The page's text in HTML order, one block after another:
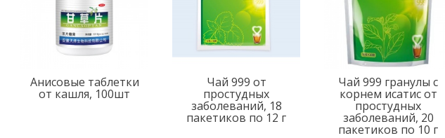
Анисовые таблетки
от кашля, 100шт
Чай 999 от
простудных
заболеваний, 18
пакетиков по 12 г
Чай 999 гранулы с
корнем исатис от
простудных
заболеваний, 20
пакетиков по 10 г